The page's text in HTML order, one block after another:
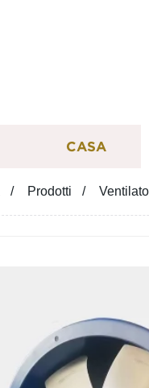
CASA
Prodotti